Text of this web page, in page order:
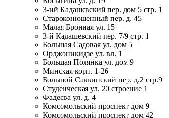
3-ий Кадашевский пер. дом 5 стр. 1
Староконюшенный пер. д. 45
Малая Бронная ул. 15
3-й Кадашевский пер. 7/9 стр. 1
Большая Садовая ул. дом 5
Орджоникидзе ул. вл. 1
Большая Полянка ул. дом 9
Минская корп. 1-26
Большой Саввинский пер. д.2 стр.9
Студенческая ул. 20 строение 1
Фадеева ул. д. 4
Комсомольский проспект дом 9
Комсомольский проспект дом 42